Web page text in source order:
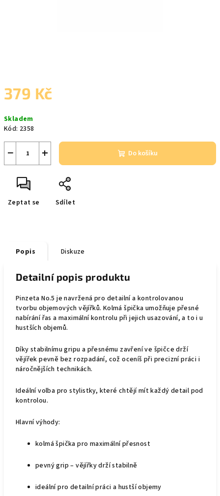
379 Kč
cena:
Skladem
Kód: 2358
+
− Do košíku
Zeptat se Sdílet
Popis Diskuze
Detailní popis produktu
PinzetaNo.5 je navržená pro detailní a kontrolovanou
tvorbu objemových vějířků. Kolmá špička umožňuje přesné
nabírání řas a maximální kontrolu při jejich usazování, a to i u
hustších objemů.
Díky stabilnímu gripu a přesnému zavření ve špičce drží
vějířek pevně bez rozpadání, což oceníš při precizní práci i
náročnějších technikách.
Ideální volba pro stylistky, které chtějí mít každý detail pod
kontrolou.
Hlavní výhody:
kolmá špička pro maximální přesnost
pevný grip – vějířky drží stabilně
ideální pro detailní práci a hustší objemy